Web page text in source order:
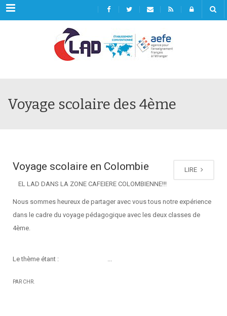
Menu
Voyage scolaire des 4ème
LIRE
Voyage scolaire en Colombie
EL LAD DANS LA ZONE CAFEIERE COLOMBIENNE!!!
Nous sommes heureux de partager avec vous tous notre expérience
dans le cadre du voyage pédagogique avec les deux classes de
4ème.
Le thème étant : ...
PAR CHR.